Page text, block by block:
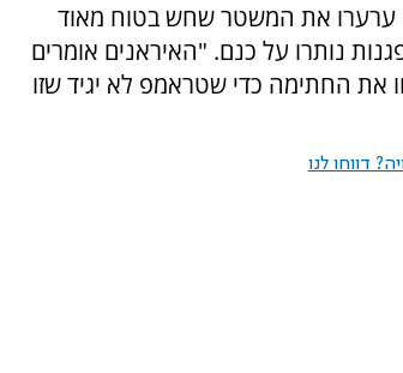
ערערו את המשטר שחש בטוח מאוד
נותרו על כנם. "האיראנים אומרים
החתימה כדי שטראמפ לא יגיד שזו
דווחו לנו